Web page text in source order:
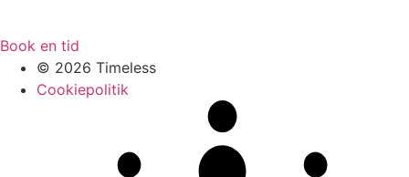
Book en tid
© 2026 Timeless
Cookiepolitik